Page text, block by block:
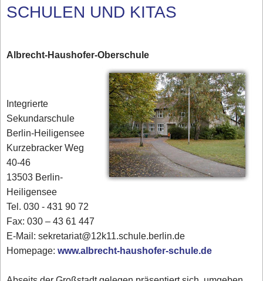
SCHULEN UND KITAS
Albrecht-Haushofer-Oberschule
Integrierte
Sekundarschule
Berlin-Heiligensee
Kurzebracker Weg
40-46
13503 Berlin-
Heiligensee
Tel. 030 - 431 90 72‎
Fax: 030 – 43 61 447
E-Mail: sekretariat@12k11.schule.berlin.de
Homepage:www.albrecht-haushofer-schule.de